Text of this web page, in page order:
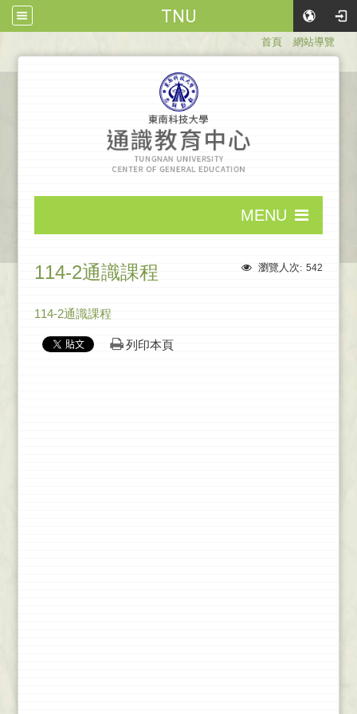
TNU
首頁 網站導覽
MENU
瀏覽人次: 542
114-2通識課程
114-2通識課程
列印本頁